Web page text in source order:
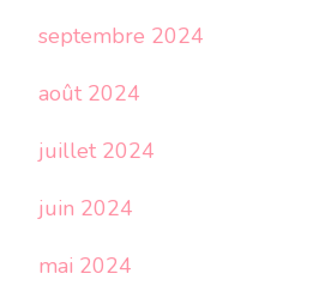
septembre 2024
août 2024
juillet 2024
juin 2024
mai 2024